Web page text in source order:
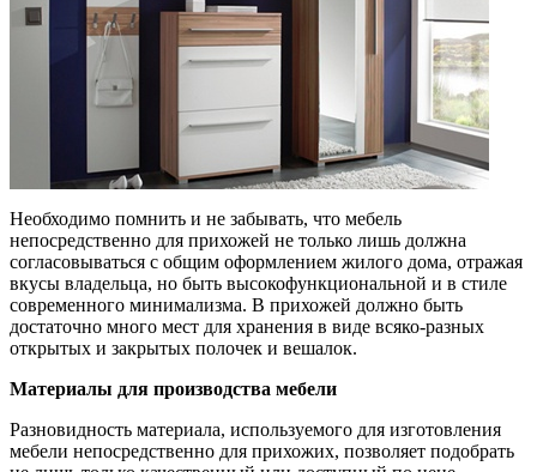
Необходимо помнить и не забывать, что мебель
непосредственно для прихожей не только лишь должна
согласовываться с общим оформлением жилого дома, отражая
вкусы владельца, но быть высокофункциональной и в стиле
современного минимализма. В прихожей должно быть
достаточно много мест для хранения в виде всяко-разных
открытых и закрытых полочек и вешалок.
Материалы для производства мебели
Разновидность материала, используемого для изготовления
мебели непосредственно для прихожих, позволяет подобрать